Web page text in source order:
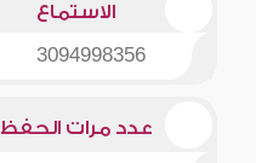
الاستماع
3094998356
عدد مرات الحفظ